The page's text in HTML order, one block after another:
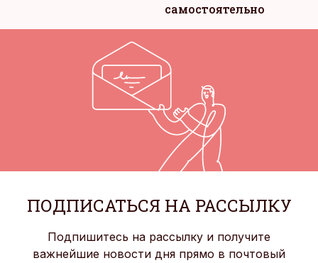
самостоятельно
ПОДПИСАТЬСЯ НА РАССЫЛКУ
Подпишитесь на рассылку и получите
важнейшие новости дня прямо в почтовый